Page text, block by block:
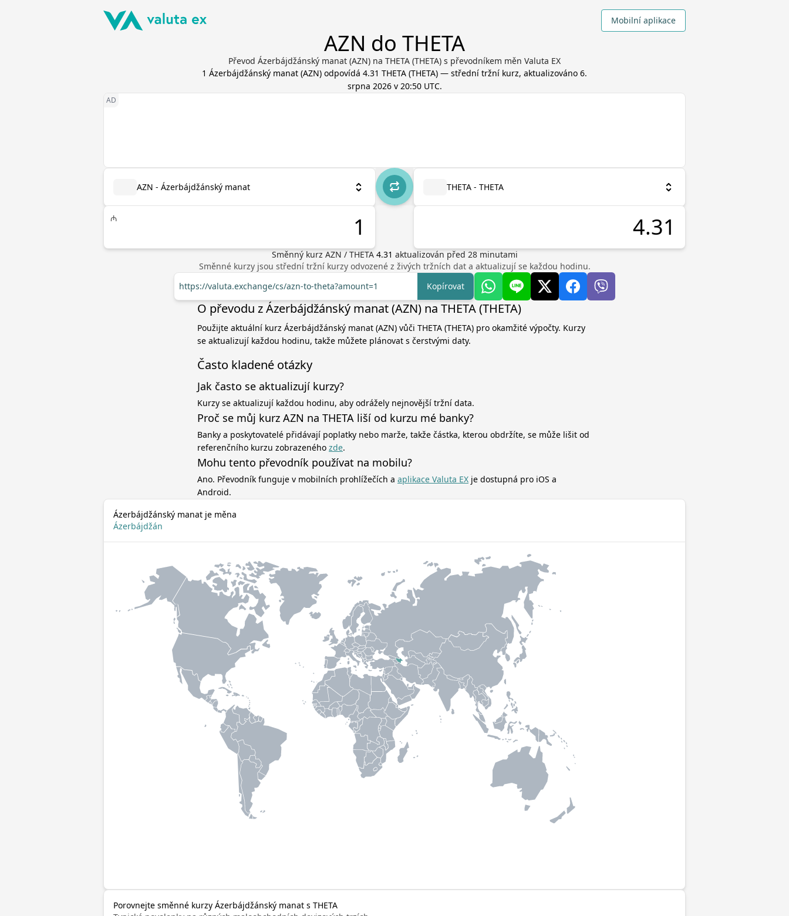
Mobilní aplikace
AZN do THETA
Převod Ázerbájdžánský manat (AZN) na THETA (THETA) s převodníkem měn Valuta EX
1 Ázerbájdžánský manat (AZN) odpovídá 4.31 THETA (THETA) — střední tržní kurz, aktualizováno 6.
srpna 2026 v 20:50 UTC.
AZN - Ázerbájdžánský manat
₼
THETA - THETA
Směnný kurz AZN / THETA 4.31 aktualizován před 28minutami
Směnné kurzy jsou střední tržní kurzy odvozené z živých tržních dat a aktualizují se každou hodinu.
https://valuta.exchange/cs/azn-to-theta?amount=1
Kopírovat
O převodu z Ázerbájdžánský manat (AZN) na THETA (THETA)
Použijte aktuální kurz Ázerbájdžánský manat (AZN) vůči THETA (THETA) pro okamžité výpočty. Kurzy
se aktualizují každou hodinu, takže můžete plánovat s čerstvými daty.
Často kladené otázky
Jak často se aktualizují kurzy?
Kurzy se aktualizují každou hodinu, aby odrážely nejnovější tržní data.
Proč se můj kurz AZN na THETA liší od kurzu mé banky?
Banky a poskytovatelé přidávají poplatky nebo marže, takže částka, kterou obdržíte, se může lišit od
referenčního kurzu zobrazeného zde.
Mohu tento převodník používat na mobilu?
Ano. Převodník funguje v mobilních prohlížečích a aplikace Valuta EX je dostupná pro iOS a
Android.
Ázerbájdžánský manat je měna
Ázerbájdžán
Porovnejte směnné kurzy Ázerbájdžánský manat s THETA